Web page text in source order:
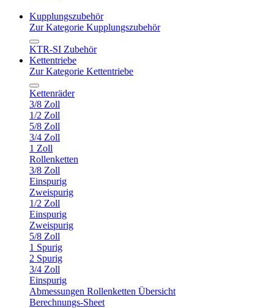
Kupplungszubehör
Zur Kategorie Kupplungszubehör
KTR-SI Zubehör
Kettentriebe
Zur Kategorie Kettentriebe
Kettenräder
3/8 Zoll
1/2 Zoll
5/8 Zoll
3/4 Zoll
1 Zoll
Rollenketten
3/8 Zoll
Einspurig
Zweispurig
1/2 Zoll
Einspurig
Zweispurig
5/8 Zoll
1 Spurig
2 Spurig
3/4 Zoll
Einspurig
Abmessungen Rollenketten Übersicht
Berechnungs-Sheet